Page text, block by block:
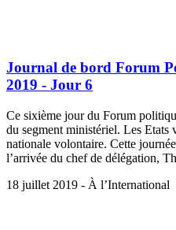
Journal de bord Forum
2019 - Jour 6
Ce sixième jour du Forum
du segment ministériel. Les Etats
nationale volontaire. Cette
l’arrivée du chef de délégation,
18 juillet 2019 - À l’International